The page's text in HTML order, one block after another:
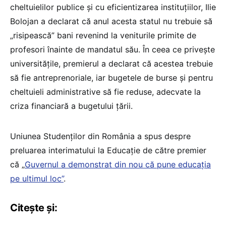
cheltuielilor publice și cu eficientizarea instituțiilor, Ilie
Bolojan a declarat că anul acesta statul nu trebuie să
„risipească” bani revenind la veniturile primite de
profesori înainte de mandatul său. În ceea ce privește
universitățile, premierul a declarat că acestea trebuie
să fie antreprenoriale, iar bugetele de burse și pentru
cheltuieli administrative să fie reduse, adecvate la
criza financiară a bugetului țării.
Uniunea Studenților din România a spus despre
preluarea interimatului la Educație de către premier
că „Guvernul a demonstrat din nou că pune educația
pe ultimul loc”.
Citește și: